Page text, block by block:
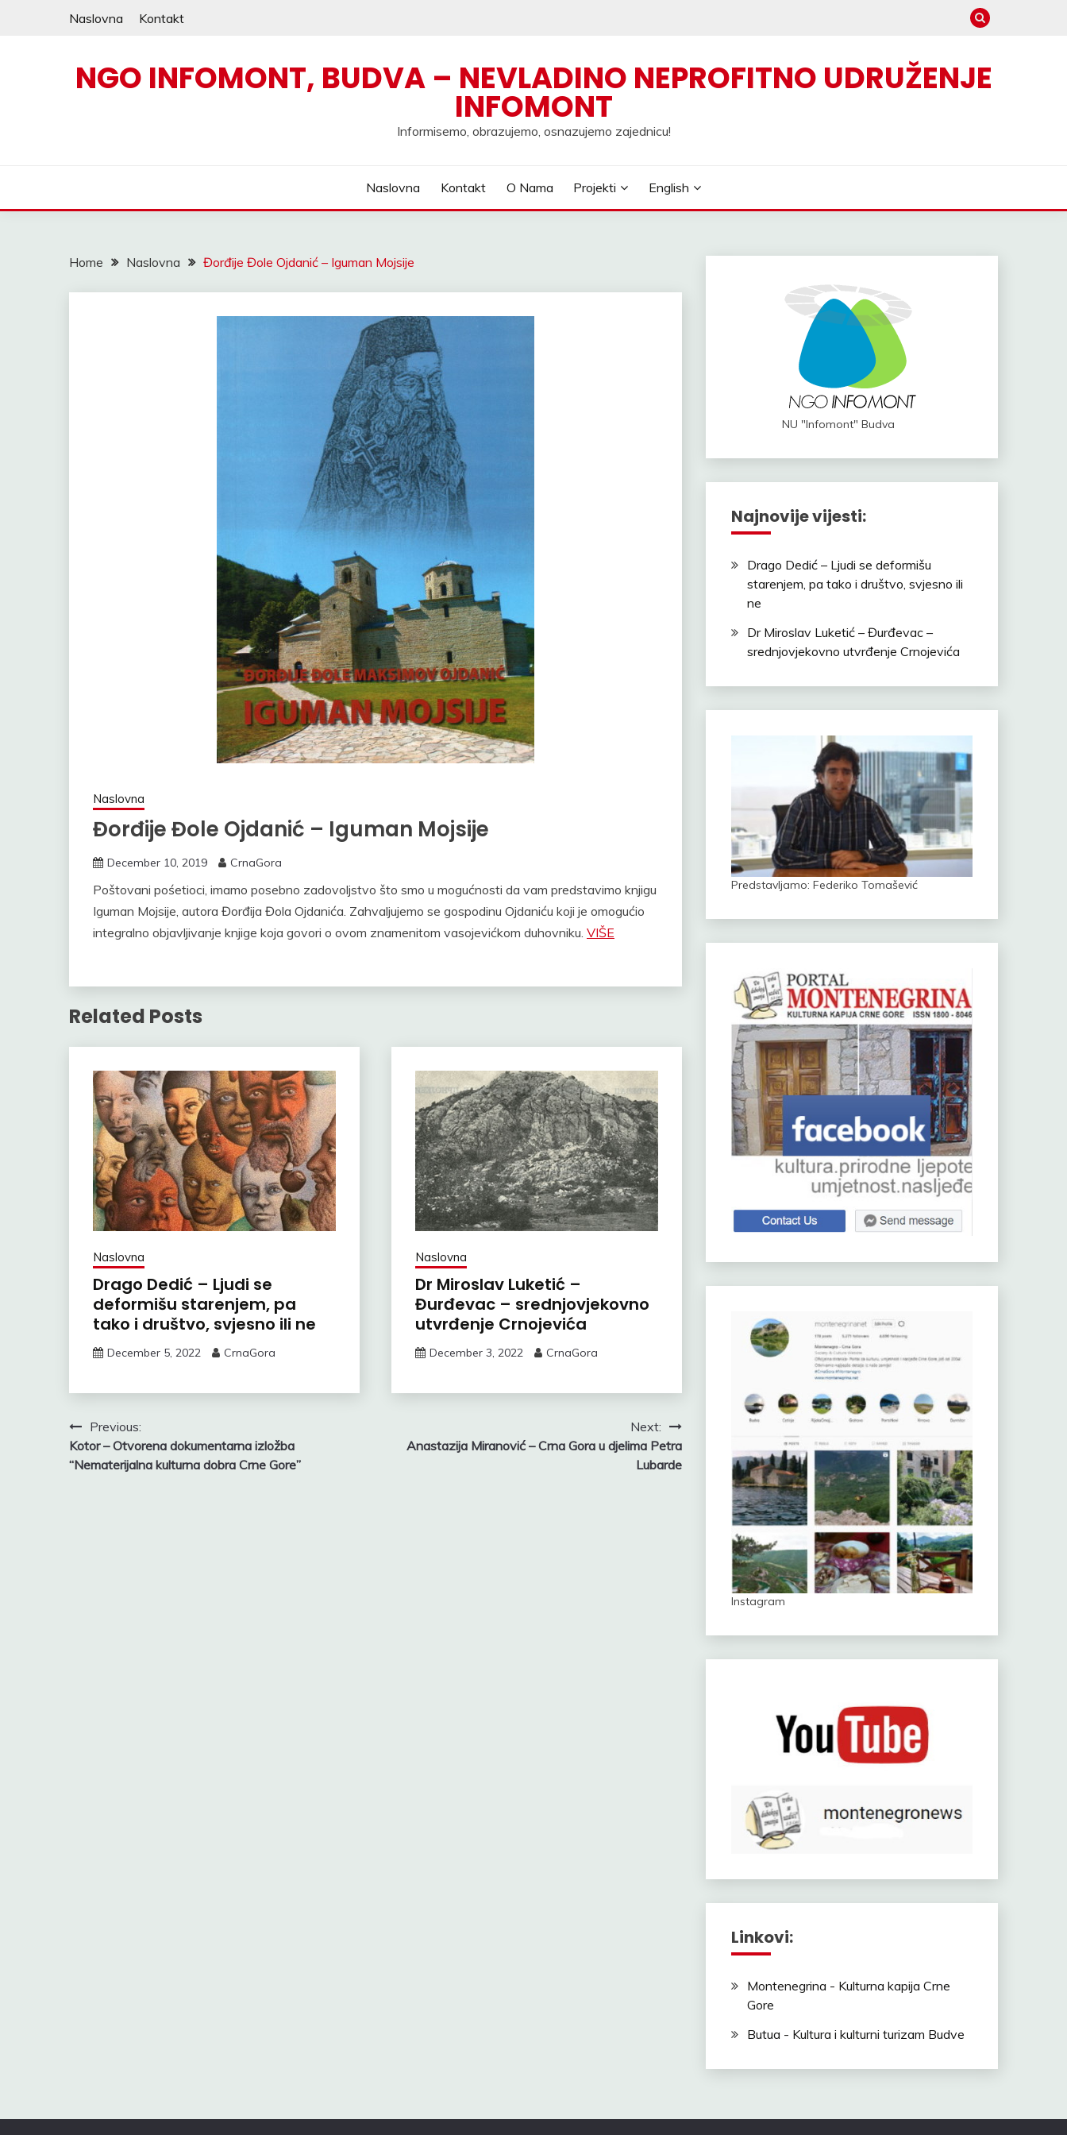
Naslovna Kontakt
NGO INFOMONT, BUDVA – NEVLADINO NEPROFITNO UDRUŽENJE
INFOMONT
Informisemo, obrazujemo, osnazujemo zajednicu!
Naslovna Kontakt O Nama Projekti English
Home Naslovna Đorđije Đole Ojdanić – Iguman Mojsije
Naslovna
Đorđije Đole Ojdanić – Iguman Mojsije
December 10, 2019 CrnaGora
Poštovani pośetioci, imamo posebno zadovoljstvo što smo u mogućnosti da vam predstavimo knjigu
Iguman Mojsije, autora Đorđija Đola Ojdanića. Zahvaljujemo se gospodinu Ojdaniću koji je omogućio
integralno objavljivanje knjige koja govori o ovom znamenitom vasojevićkom duhovniku. VIŠE
Related Posts
Naslovna
Drago Dedić – Ljudi se
deformišu starenjem, pa
tako i društvo, svjesno ili ne
December 5, 2022 CrnaGora
Naslovna
Dr Miroslav Luketić –
Đurđevac – srednjovjekovno
utvrđenje Crnojevića
December 3, 2022 CrnaGora
Post
navigation
Previous:
Kotor – Otvorena dokumentarna izložba
“Nematerijalna kulturna dobra Crne Gore”
Next:
Anastazija Miranović – Crna Gora u djelima Petra
Lubarde
NU "Infomont" Budva
Najnovije vijesti:
Drago Dedić – Ljudi se deformišu
starenjem, pa tako i društvo, svjesno ili
ne
Dr Miroslav Luketić – Đurđevac –
srednjovjekovno utvrđenje Crnojevića
Predstavljamo: Federiko Tomašević
Instagram
Linkovi:
Montenegrina - Kulturna kapija Crne
Gore
Butua - Kultura i kulturni turizam Budve